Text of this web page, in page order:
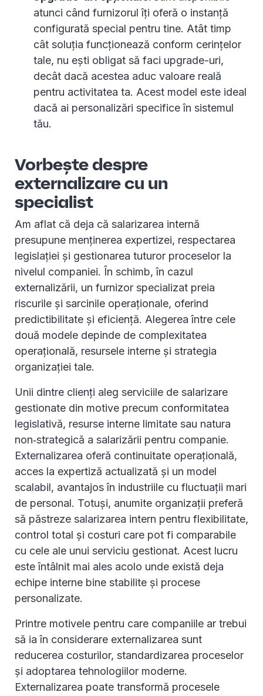
atunci când furnizorul îți oferă o instanță
configurată special pentru tine. Atât timp
cât soluția funcționează conform cerințelor
tale, nu ești obligat să faci upgrade-uri,
decât dacă acestea aduc valoare reală
pentru activitatea ta. Acest model este ideal
dacă ai personalizări specifice în sistemul
tău.
Vorbește despre
externalizare cu un
specialist
Am aflat că deja că salarizarea internă
presupune menținerea expertizei, respectarea
legislației și gestionarea tuturor proceselor la
nivelul companiei. În schimb, în cazul
externalizării, un furnizor specializat preia
riscurile și sarcinile operaționale, oferind
predictibilitate și eficiență. Alegerea între cele
două modele depinde de complexitatea
operațională, resursele interne și strategia
organizației tale.
Unii dintre clienți aleg serviciile de salarizare
gestionate din motive precum conformitatea
legislativă, resurse interne limitate sau natura
non‑strategică a salarizării pentru companie.
Externalizarea oferă continuitate operațională,
acces la expertiză actualizată și un model
scalabil, avantajos în industriile cu fluctuații mari
de personal. Totuși, anumite organizații preferă
să păstreze salarizarea intern pentru flexibilitate,
control total și costuri care pot fi comparabile
cu cele ale unui serviciu gestionat. Acest lucru
este întâlnit mai ales acolo unde există deja
echipe interne bine stabilite și procese
personalizate.
Printre motivele pentru care companiile ar trebui
să ia în considerare externalizarea sunt
reducerea costurilor, standardizarea proceselor
și adoptarea tehnologiilor moderne.
Externalizarea poate transformă procesele